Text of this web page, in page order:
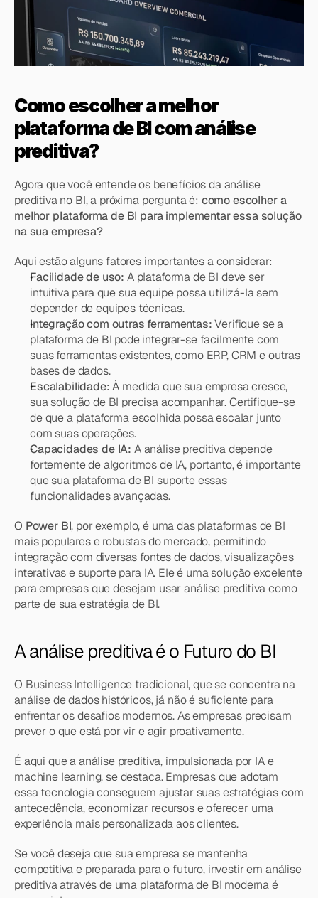
Como escolher a melhor
plataforma de BI com análise
preditiva?
Agora que você entende os benefícios da análise
preditiva no BI, a próxima pergunta é: como escolher a
melhor plataforma de BI para implementar essa solução
na sua empresa?
Aqui estão alguns fatores importantes a considerar:
Facilidade de uso: A plataforma de BI deve ser
intuitiva para que sua equipe possa utilizá-la sem
depender de equipes técnicas.
Integração com outras ferramentas: Verifique se a
plataforma de BI pode integrar-se facilmente com
suas ferramentas existentes, como ERP, CRM e outras
bases de dados.
Escalabilidade: À medida que sua empresa cresce,
sua solução de BI precisa acompanhar. Certifique-se
de que a plataforma escolhida possa escalar junto
com suas operações.
Capacidades de IA: A análise preditiva depende
fortemente de algoritmos de IA, portanto, é importante
que sua plataforma de BI suporte essas
funcionalidades avançadas.
O Power BI, por exemplo, é uma das plataformas de BI
mais populares e robustas do mercado, permitindo
integração com diversas fontes de dados, visualizações
interativas e suporte para IA. Ele é uma solução excelente
para empresas que desejam usar análise preditiva como
parte de sua estratégia de BI.
A análise preditiva é o Futuro do BI
O Business Intelligence tradicional, que se concentra na
análise de dados históricos, já não é suficiente para
enfrentar os desafios modernos. As empresas precisam
prever o que está por vir e agir proativamente.
É aqui que a análise preditiva, impulsionada por IA e
machine learning, se destaca. Empresas que adotam
essa tecnologia conseguem ajustar suas estratégias com
antecedência, economizar recursos e oferecer uma
experiência mais personalizada aos clientes.
Se você deseja que sua empresa se mantenha
competitiva e preparada para o futuro, investir em análise
preditiva através de uma plataforma de BI moderna é